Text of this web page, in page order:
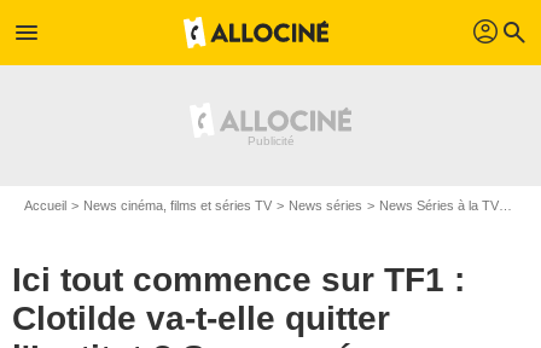
menu profil search
Accueil News cinéma, films et séries TV News séries News Séries à la TV
Ici tout commence sur TF1 :
Clotilde va-t-elle quitter